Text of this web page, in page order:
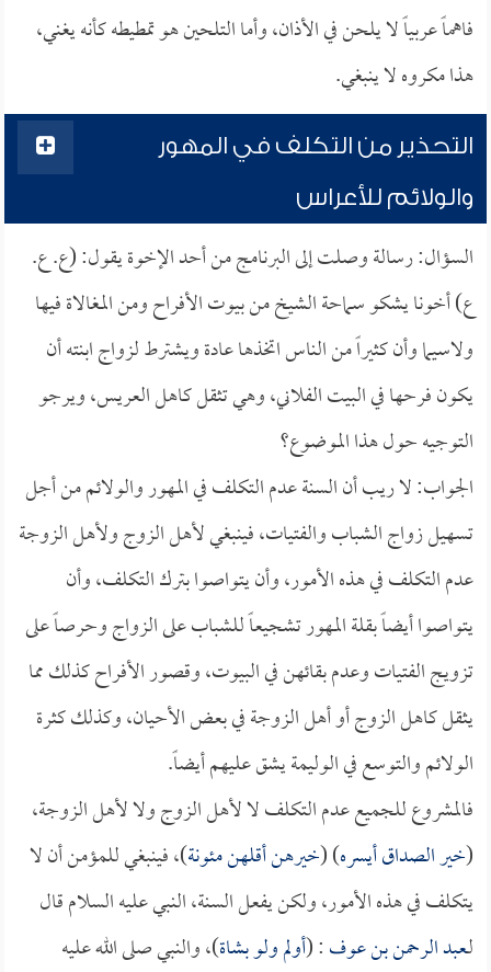
فاهماً عربياً لا يلحن في الأذان، وأما التلحين هو تمطيطه كأنه يغني،
هذا مكروه لا ينبغي.
التحذير من التكلف في المهور
والولائم للأعراس
السؤال: رسالة وصلت إلى البرنامج من أحد الإخوة يقول: (ع. ع.
ع) أخونا يشكو سماحة الشيخ من بيوت الأفراح ومن المغالاة فيها
ولاسيما وأن كثيراً من الناس اتخذها عادة ويشترط لزواج ابنته أن
يكون فرحها في البيت الفلاني، وهي تثقل كاهل العريس، ويرجو
التوجيه حول هذا الموضوع؟
الجواب: لا ريب أن السنة عدم التكلف في المهور والولائم من أجل
تسهيل زواج الشباب والفتيات، فينبغي لأهل الزوج ولأهل الزوجة
عدم التكلف في هذه الأمور، وأن يتواصوا بترك التكلف، وأن
يتواصوا أيضاً بقلة المهور تشجيعاً للشباب على الزواج وحرصاً على
تزويج الفتيات وعدم بقائهن في البيوت، وقصور الأفراح كذلك مما
يثقل كاهل الزوج أو أهل الزوجة في بعض الأحيان، وكذلك كثرة
الولائم والتوسع في الوليمة يشق عليهم أيضاً.
فالمشروع للجميع عدم التكلف لا لأهل الزوج ولا لأهل الزوجة،
(خير الصداق أيسره) (خيرهن أقلهن مئونة)، فينبغي للمؤمن أن لا
يتكلف في هذه الأمور، ولكن يفعل السنة، النبي عليه السلام قال
لـعبد الرحمن بن عوف: (أولم ولو بشاة)، والنبي صلى الله عليه